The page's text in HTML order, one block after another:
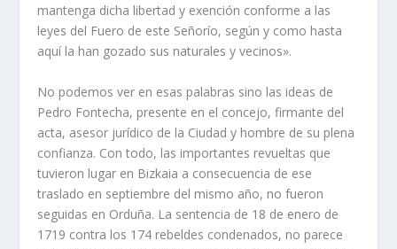
mantenga dicha libertad y exención conforme a las
leyes del Fuero de este Señorío, según y como hasta
aquí la han gozado sus naturales y vecinos».
No podemos ver en esas palabras sino las ideas de
Pedro Fontecha, presente en el concejo, firmante del
acta, asesor jurídico de la Ciudad y hombre de su plena
confianza. Con todo, las importantes revueltas que
tuvieron lugar en Bizkaia a consecuencia de ese
traslado en septiembre del mismo año, no fueron
seguidas en Orduña. La sentencia de 18 de enero de
1719 contra los 174 rebeldes condenados, no parece